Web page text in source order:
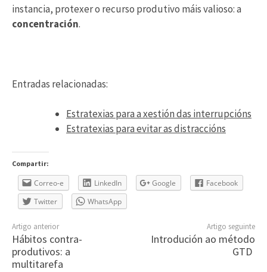
instancia, protexer o recurso produtivo máis valioso: a
concentración.
Entradas relacionadas:
Estratexias para a xestión das interrupcións
Estratexias para evitar as distraccións
Compartir:
Correo-e LinkedIn Google
Facebook
Twitter
WhatsApp
Artigo anterior
Hábitos contra-
produtivos: a
multitarefa
Artigo seguinte
Introdución ao método
GTD